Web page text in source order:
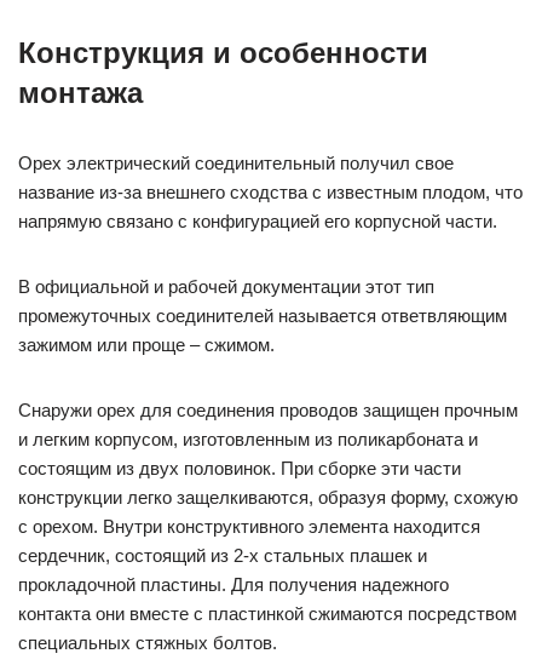
Конструкция и особенности
монтажа
Орех электрический соединительный получил свое
название из-за внешнего сходства с известным плодом, что
напрямую связано с конфигурацией его корпусной части.
В официальной и рабочей документации этот тип
промежуточных соединителей называется ответвляющим
зажимом или проще – сжимом.
Снаружи орех для соединения проводов защищен прочным
и легким корпусом, изготовленным из поликарбоната и
состоящим из двух половинок. При сборке эти части
конструкции легко защелкиваются, образуя форму, схожую
с орехом. Внутри конструктивного элемента находится
сердечник, состоящий из 2-х стальных плашек и
прокладочной пластины. Для получения надежного
контакта они вместе с пластинкой сжимаются посредством
специальных стяжных болтов.